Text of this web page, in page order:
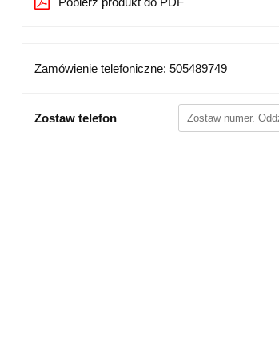
Zamówienie telefoniczne: 505489749
Zostaw telefon